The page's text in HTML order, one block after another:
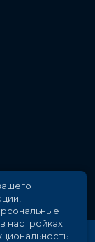
настройках